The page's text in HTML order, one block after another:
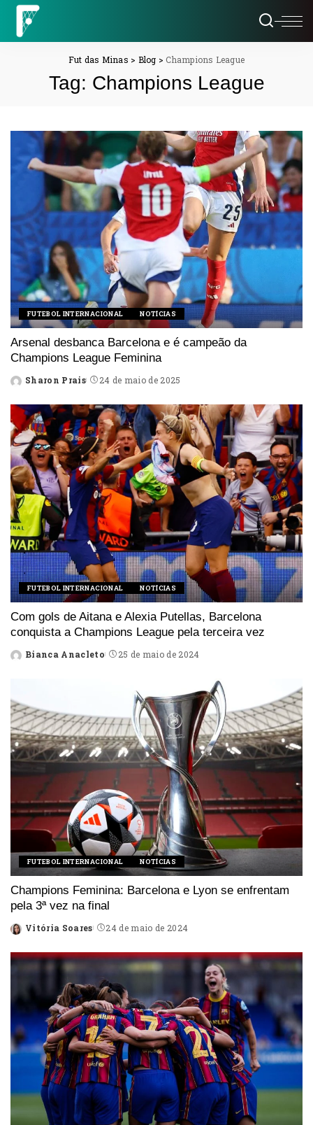
Fut das Minas > Blog > Champions League
Tag: Champions League
FUTEBOL INTERNACIONAL NOTÍCIAS
Arsenal desbanca Barcelona e é campeão da
Champions League Feminina
Posted
Sharon Prais 24 de maio de 2025
FUTEBOL INTERNACIONAL NOTÍCIAS
Com gols de Aitana e Alexia Putellas, Barcelona
conquista a Champions League pela terceira vez
Posted
Bianca Anacleto 25 de maio de 2024
FUTEBOL INTERNACIONAL NOTÍCIAS
Champions Feminina: Barcelona e Lyon se enfrentam
pela 3ª vez na final
Posted
Vitória Soares 24 de maio de 2024